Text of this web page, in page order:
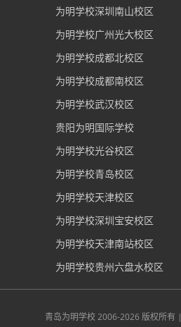
为明学校深圳南山校区
为明学校广州光大校区
为明学校成都北校区
为明学校成都南校区
为明学校武汉校区
贵阳为明国际学校
为明学校光谷校区
为明学校青岛校区
为明学校天津校区
为明学校深圳宝安校区
为明学校天津南站校区
为明学校贵州六盘水校区
青岛为明学校2006-2026 版权所有 |